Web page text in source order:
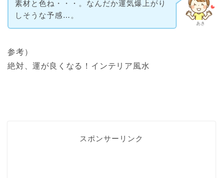
あき
素材と色ね・・・。なんだか運気爆上がり
しそうな予感…。
参考）
絶対、運が良くなる！インテリア風水
スポンサーリンク